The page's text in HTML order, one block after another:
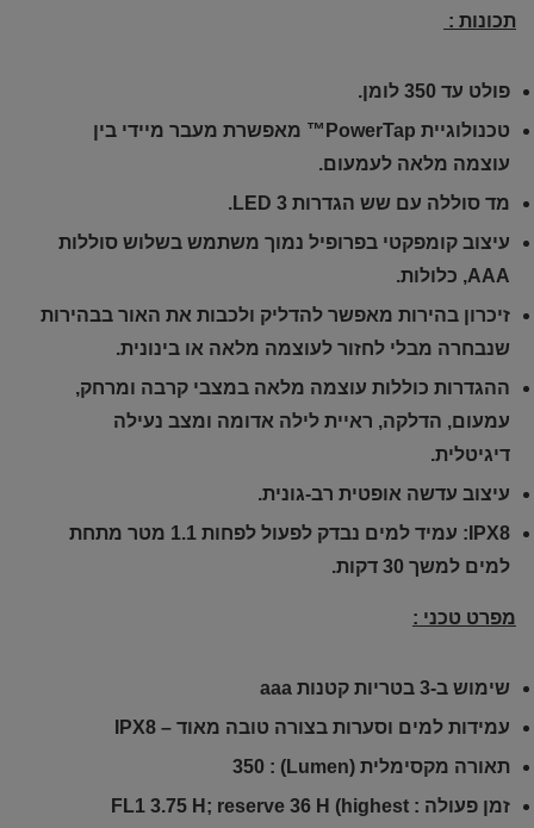
תכונות :
פולט עד 350 לומן.
טכנולוגיית PowerTap™ מאפשרת מעבר מיידי בין
עוצמה מלאה לעמעום.
מד סוללה עם שש הגדרות 3 LED.
עיצוב קומפקטי בפרופיל נמוך משתמש בשלוש סוללות
AAA, כלולות.
זיכרון בהירות מאפשר להדליק ולכבות את האור בבהירות
שנבחרה מבלי לחזור לעוצמה מלאה או בינונית.
ההגדרות כוללות עוצמה מלאה במצבי קרבה ומרחק,
עמעום, הדלקה, ראיית לילה אדומה ומצב נעילה
דיגיטלית.
עיצוב עדשה אופטית רב-גונית.
IPX8: עמיד למים נבדק לפעול לפחות 1.1 מטר מתחת
למים למשך 30 דקות.
מפרט טכני :
שימוש ב-3 בטריות קטנות aaa
עמידות למים וסערות בצורה טובה מאוד – IPX8
תאורה מקסימלית (Lumen) : 350
זמן פעולה : FL1 3.75 H; reserve 36 H (highest